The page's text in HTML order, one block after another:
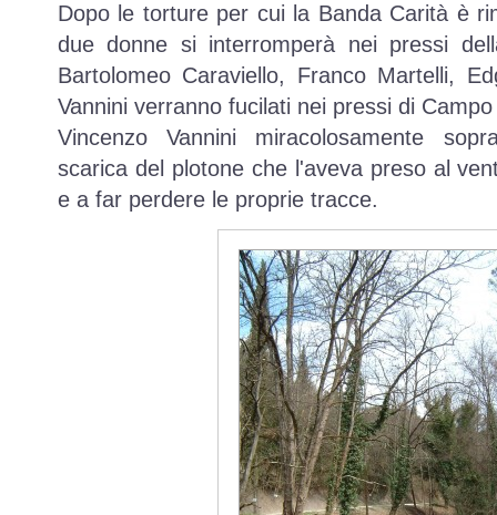
Dopo le torture per cui la Banda Carità è
due donne si interromperà nei pressi
Bartolomeo Caraviello, Franco Martelli,
Vannini verranno fucilati nei pressi di
Vincenzo Vannini miracolosamente
scarica del plotone che l'aveva preso al
e a far perdere le proprie tracce.